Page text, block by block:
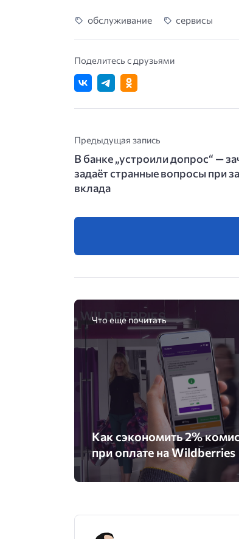
обслуживание сервисы
Поделитесь с друзьями
Предыдущая запись
В банке „устроили допрос“ —
задаёт странные вопросы при
вклада
Что еще почитать
Как сэкономить 2%
при оплате на Wildberries